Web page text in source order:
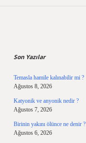
Son Yazılar
Temasla hamile kalınabilir mi ?
Ağustos 8, 2026
Katyonik ve anyonik nedir ?
Ağustos 7, 2026
Birinin yakını ölünce ne denir ?
Ağustos 6, 2026